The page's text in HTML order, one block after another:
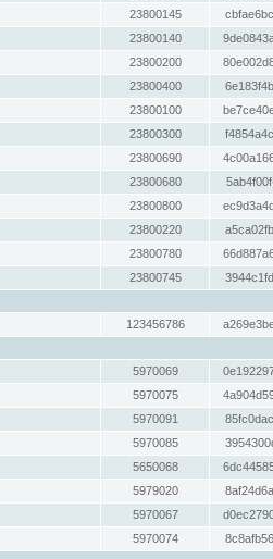
23800145
23800140
23800200
23800400
23800100
23800300
23800690
23800680
23800800
23800220
23800780
23800745
123456786
5970069
5970075
5970091
5970085
5650068
5979020
5970067
5970074